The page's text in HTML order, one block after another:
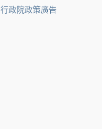
行政院政策廣告